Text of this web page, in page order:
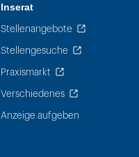
Inserat
Stellenangebote
Stellengesuche
Praxismarkt
Verschiedenes
Anzeige aufgeben